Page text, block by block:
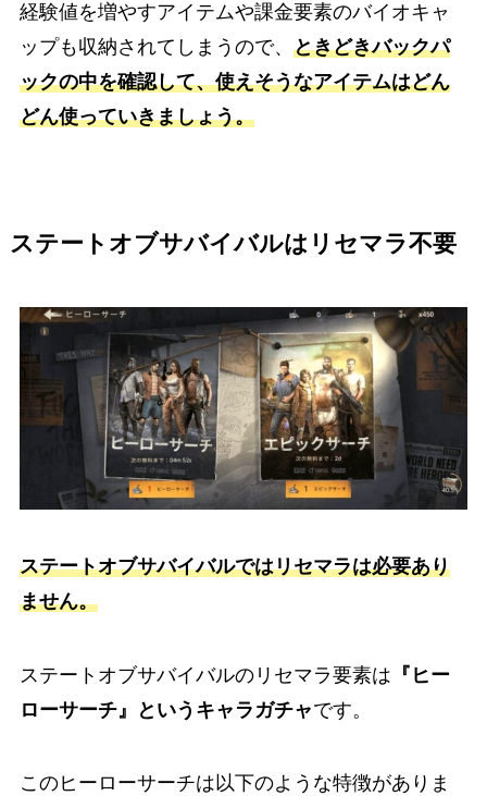
経験値を増やすアイテムや課金要素のバイオキャ
ップも収納されてしまうので、 ときどきバックパ
ックの中を確認して、使えそうなアイテムはどん
どん使っていきましょう。
ステートオブサバイバルはリセマラ不要
ステートオブサバイバルではリセマラは必要あり
ません。
ステートオブサバイバルのリセマラ要素は 『ヒー
ローサーチ』というキャラガチャです。
このヒーローサーチは以下のような特徴がありま